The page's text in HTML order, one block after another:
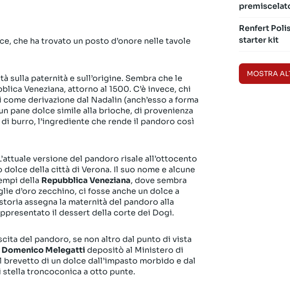
che ha trovato un posto d’onore nelle tavole
sulla paternità e sull’origine. Sembra che le
Veneziana, attorno al 1500. C’è invece, chi
derivazione dal Nadalin (anch’esso a forma
pane dolce simile alla brioche, di provenienza
burro, l’ingrediente che rende il pandoro così
versione del pandoro risale all’ottocento
della città di Verona. Il suo nome e alcune
della Repubblica Veneziana, dove sembra
d’oro zecchino, ci fosse anche un dolce a
assegna la maternità del pandoro alla
il dessert della corte dei Dogi.
del pandoro, se non altro dal punto di vista
Domenico Melegattidepositò al Ministero di
di un dolce dall’impasto morbido e dal
troncoconica a otto punte.
Renfert
starter kit
MOSTRA